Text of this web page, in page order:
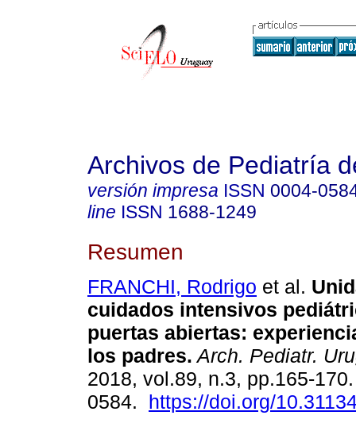
Archivos de Pediatría
versión impresa ISSN 0004-
line ISSN 1688-1249
Resumen
FRANCHI, Rodrigo et al.
cuidados intensivos
puertas abiertas:
los padres. Arch. Pediatr.
2018, vol.89, n.3, pp.165-
0584. https://doi.org/